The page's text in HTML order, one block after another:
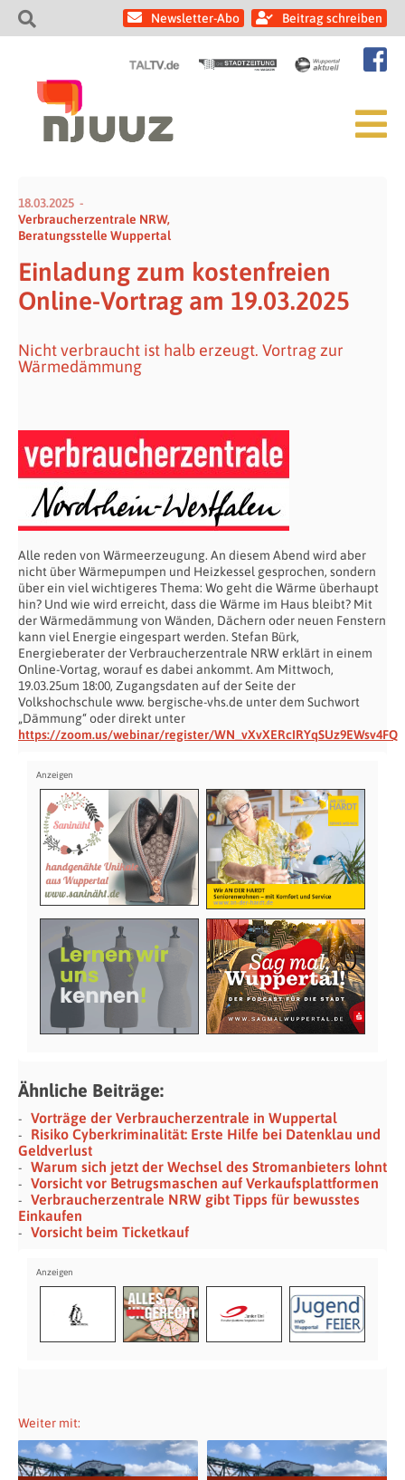
Newsletter-Abo Beitrag schreiben
18.03.2025
Verbraucherzentrale NRW,
Beratungsstelle Wuppertal
Einladung zum kostenfreien
Online-Vortrag am 19.03.2025
Nicht verbraucht ist halb erzeugt. Vortrag zur
Wärmedämmung
Alle reden von Wärmeerzeugung. An diesem Abend wird aber
nicht über Wärmepumpen und Heizkessel gesprochen, sondern
über ein viel wichtigeres Thema: Wo geht die Wärme überhaupt
hin? Und wie wird erreicht, dass die Wärme im Haus bleibt? Mit
der Wärmedämmung von Wänden, Dächern oder neuen Fenstern
kann viel Energie eingespart werden. Stefan Bürk,
Energieberater der Verbraucherzentrale NRW erklärt in einem
Online-Vortag, worauf es dabei ankommt. Am Mittwoch,
19.03.25um 18:00, Zugangsdaten auf der Seite der
Volkshochschule www. bergische-vhs.de unter dem Suchwort
„Dämmung“ oder direkt unter
https://zoom.us/webinar/register/WN_vXvXERcIRYqSUz9EWsv4FQ
Ähnliche Beiträge:
Vorträge der Verbraucherzentrale in Wuppertal
Risiko Cyberkriminalität: Erste Hilfe bei Datenklau und
Geldverlust
Warum sich jetzt der Wechsel des Stromanbieters lohnt
Vorsicht vor Betrugsmaschen auf Verkaufsplattformen
Verbraucherzentrale NRW gibt Tipps für bewusstes
Einkaufen
Vorsicht beim Ticketkauf
Weiter mit: